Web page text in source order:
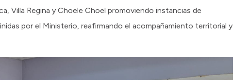
Villa Regina y Choele Choel promoviendo instancias de
por el Ministerio, reafirmando el acompañamiento territorial y